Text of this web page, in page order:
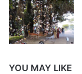
YOU MAY LIKE